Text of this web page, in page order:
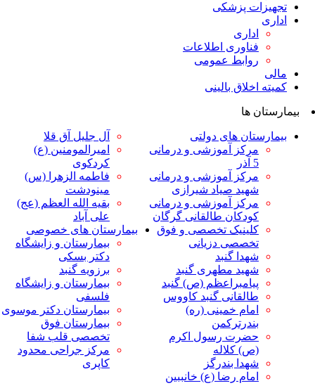
پزشکی
اطلاعات
عمومی
بالینی
های دولتی
آموزشی و درمانی
آموزشی و درمانی
صیاد شیرازی
آموزشی و درمانی
طالقانی گرگان
تخصصی و فوق
دزیانی
مطهری گنبد
(ص) گنبد
گنبد کاووس
خمینی (ره)
رسول اکرم
بندرگز
رضا (ع) خانببین
آل جلیل آق قلا
امیرالمومنین (ع)
فاطمه الزهرا (س)
بقیه الله العظم (عج)
علی آباد
بیمارستان های خصوصی
بیمارستان و زایشگاه
برزویه گنبد
بیمارستان و زایشگاه
فلسفی
بیمارستان دکتر موسوی
بیمارستان فوق
تخصصی قلب شفا
مرکز جراحی محدود